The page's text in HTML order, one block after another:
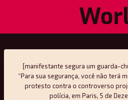
[manifestante segura um guarda-
“Para sua segurança, você não terá
protesto contra o controverso
polícia, em Paris, 5 de